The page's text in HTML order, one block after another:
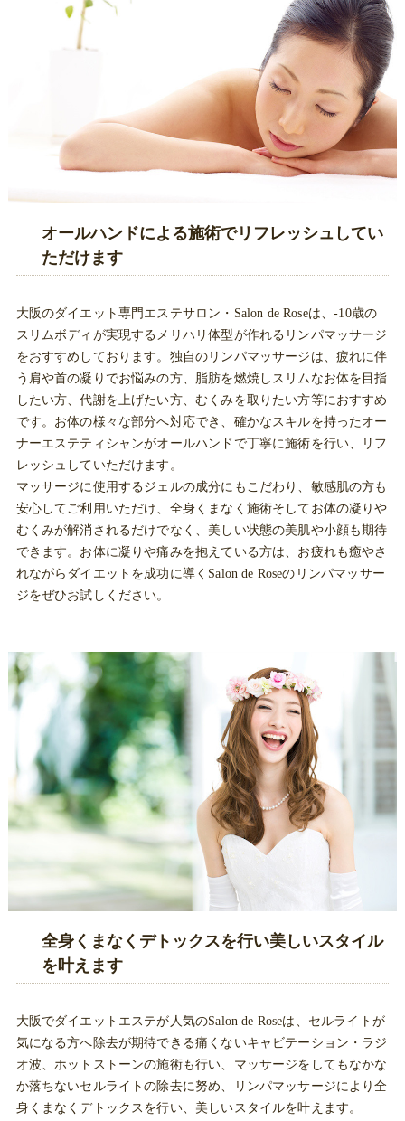
オールハンドによる施術でリフレッシュしてい
ただけます
大阪のダイエット専門エステサロン・Salon de Roseは、-10歳の
スリムボディが実現するメリハリ体型が作れるリンパマッサージ
をおすすめしております。独自のリンパマッサージは、疲れに伴
う肩や首の凝りでお悩みの方、脂肪を燃焼しスリムなお体を目指
したい方、代謝を上げたい方、むくみを取りたい方等におすすめ
です。お体の様々な部分へ対応でき、確かなスキルを持ったオー
ナーエステティシャンがオールハンドで丁寧に施術を行い、リフ
レッシュしていただけます。
マッサージに使用するジェルの成分にもこだわり、敏感肌の方も
安心してご利用いただけ、全身くまなく施術そしてお体の凝りや
むくみが解消されるだけでなく、美しい状態の美肌や小顔も期待
できます。お体に凝りや痛みを抱えている方は、お疲れも癒やさ
れながらダイエットを成功に導くSalon de Roseのリンパマッサー
ジをぜひお試しください。
全身くまなくデトックスを行い美しいスタイル
を叶えます
大阪でダイエットエステが人気のSalon de Roseは、セルライトが
気になる方へ除去が期待できる痛くないキャビテーション・ラジ
オ波、ホットストーンの施術も行い、マッサージをしてもなかな
か落ちないセルライトの除去に努め、リンパマッサージにより全
身くまなくデトックスを行い、美しいスタイルを叶えます。